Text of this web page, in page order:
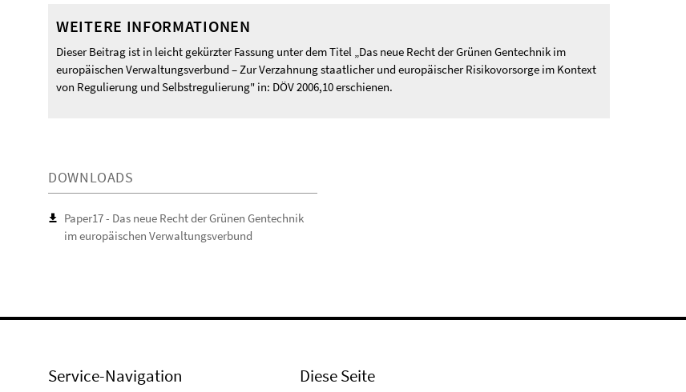
WEITERE INFORMATIONEN
Dieser Beitrag ist in leicht gekürzter Fassung unter dem Titel „Das neue Recht der Grünen Gentechnik im
europäischen Verwaltungsverbund – Zur Verzahnung staatlicher und europäischer Risikovorsorge im Kontext
von Regulierung und Selbstregulierung" in: DÖV 2006,10 erschienen.
DOWNLOADS
Paper17 - Das neue Recht der Grünen Gentechnik
im europäischen Verwaltungsverbund
Service-Navigation Diese Seite